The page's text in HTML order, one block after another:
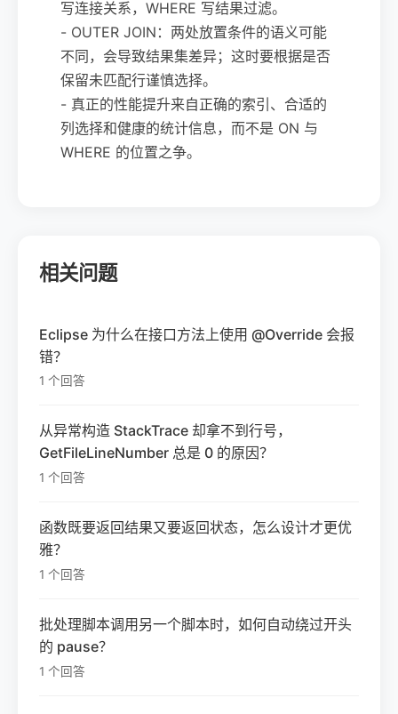
写连接关系，WHERE 写结果过滤。
- OUTER JOIN：两处放置条件的语义可能
不同，会导致结果集差异；这时要根据是否
保留未匹配行谨慎选择。
- 真正的性能提升来自正确的索引、合适的
列选择和健康的统计信息，而不是 ON 与
WHERE 的位置之争。
相关问题
Eclipse 为什么在接口方法上使用 @Override 会报
错？
1 个回答
从异常构造 StackTrace 却拿不到行号，
GetFileLineNumber 总是 0 的原因？
1 个回答
函数既要返回结果又要返回状态，怎么设计才更优
雅？
1 个回答
批处理脚本调用另一个脚本时，如何自动绕过开头
的 pause？
1 个回答